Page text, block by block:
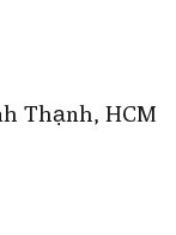
Thạnh, HCM